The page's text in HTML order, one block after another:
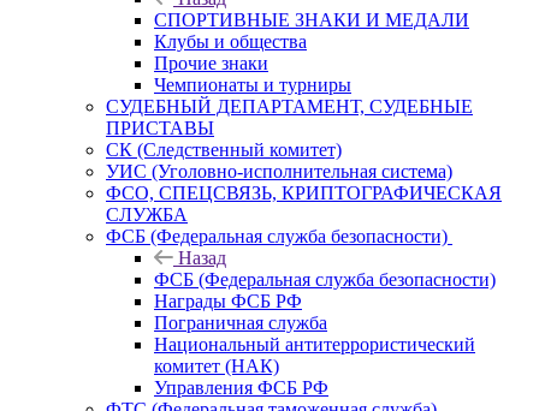
СПОРТИВНЫЕ ЗНАКИ И МЕДАЛИ
Клубы и общества
Прочие знаки
Чемпионаты и турниры
СУДЕБНЫЙ ДЕПАРТАМЕНТ, СУДЕБНЫЕ
ПРИСТАВЫ
СК (Следственный комитет)
УИС (Уголовно-исполнительная система)
ФСО, СПЕЦСВЯЗЬ, КРИПТОГРАФИЧЕСКАЯ
СЛУЖБА
ФСБ (Федеральная служба безопасности)
Назад
ФСБ (Федеральная служба безопасности)
Награды ФСБ РФ
Пограничная служба
Национальный антитеррористический
комитет (НАК)
Управления ФСБ РФ